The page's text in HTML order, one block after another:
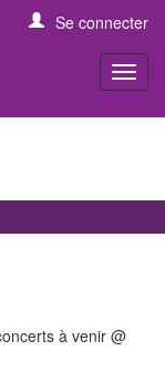
Se connecter
à venir @